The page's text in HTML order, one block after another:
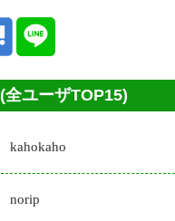
(全ユーザTOP15)
kahokaho
norip